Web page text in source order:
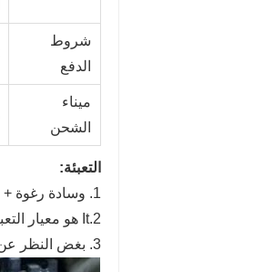
شروط
الدفع
ميناء
الشحن
التعبئة:
1. وسادة رغوة + لوح خشبي
2.It هو معيار التعبئة والتغليف التصدير.
3. بغض النظر عن طريقة التسليم ، كل هذا يتوقف على متطلباتك الفعلية.